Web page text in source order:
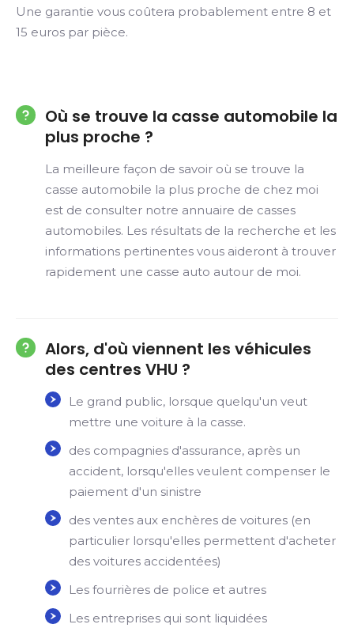
Une garantie vous coûtera probablement entre 8 et
15 euros par pièce.
Où se trouve la casse automobile la
plus proche ?
La meilleure façon de savoir où se trouve la
casse automobile la plus proche de chez moi
est de consulter notre annuaire de casses
automobiles. Les résultats de la recherche et les
informations pertinentes vous aideront à trouver
rapidement une casse auto autour de moi.
Alors, d'où viennent les véhicules
des centres VHU ?
Le grand public, lorsque quelqu'un veut
mettre une voiture à la casse.
des compagnies d'assurance, après un
accident, lorsqu'elles veulent compenser le
paiement d'un sinistre
des ventes aux enchères de voitures (en
particulier lorsqu'elles permettent d'acheter
des voitures accidentées)
Les fourrières de police et autres
Les entreprises qui sont liquidées